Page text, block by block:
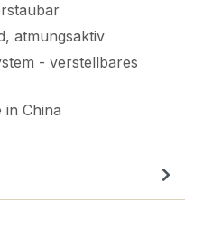
atmungsaktiv
- verstellbares
in China